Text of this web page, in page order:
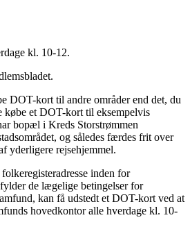
kl. 10-12.
DOT-kort til andre områder end det, du
købe et DOT-kort til eksempelvis
bopæl i Kreds Storstrømmen
og således færdes frit over
yderligere rejsehjemmel.
inden for
de lægelige betingelser for
kan få udstedt et DOT-kort ved at
hovedkontor alle hverdage kl. 10-